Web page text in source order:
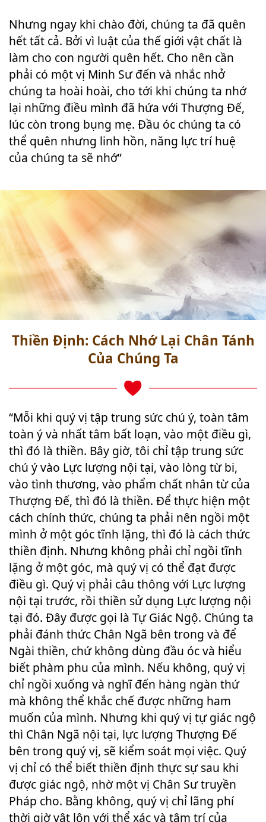
Nhưng ngay khi chào đời, chúng ta đã quên
hết tất cả. Bởi vì luật của thế giới vật chất là
làm cho con người quên hết. Cho nên cần
phải có một vị Minh Sư đến và nhắc nhở
chúng ta hoài hoài, cho tới khi chúng ta nhớ
lại những điều mình đã hứa với Thượng Đế,
lúc còn trong bụng mẹ. Đầu óc chúng ta có
thể quên nhưng linh hồn, năng lực trí huệ
của chúng ta sẽ nhớ”
Thiền Định: Cách Nhớ Lại Chân Tánh
Của Chúng Ta
“Mỗi khi quý vị tập trung sức chú ý, toàn tâm
toàn ý và nhất tâm bất loạn, vào một điều gì,
thì đó là thiền. Bây giờ, tôi chỉ tập trung sức
chú ý vào Lực lượng nội tại, vào lòng từ bi,
vào tình thương, vào phẩm chất nhân từ của
Thượng Đế, thì đó là thiền. Để thực hiện một
cách chính thức, chúng ta phải nên ngồi một
mình ở một góc tĩnh lặng, thì đó là cách thức
thiền định. Nhưng không phải chỉ ngồi tĩnh
lặng ở một góc, mà quý vị có thể đạt được
điều gì. Quý vị phải câu thông với Lực lượng
nội tại trước, rồi thiền sử dụng Lực lượng nội
tại đó. Đây được gọi là Tự Giác Ngộ. Chúng ta
phải đánh thức Chân Ngã bên trong và để
Ngài thiền, chứ không dùng đầu óc và hiểu
biết phàm phu của mình. Nếu không, quý vị
chỉ ngồi xuống và nghĩ đến hàng ngàn thứ
mà không thể khắc chế được những ham
muốn của mình. Nhưng khi quý vị tự giác ngộ
thì Chân Ngã nội tại, lực lượng Thượng Đế
bên trong quý vị, sẽ kiểm soát mọi việc. Quý
vị chỉ có thể biết thiền định thực sự sau khi
được giác ngộ, nhờ một vị Chân Sư truyền
Pháp cho. Bằng không, quý vị chỉ lãng phí
thời giờ vật lộn với thể xác và tâm trí của